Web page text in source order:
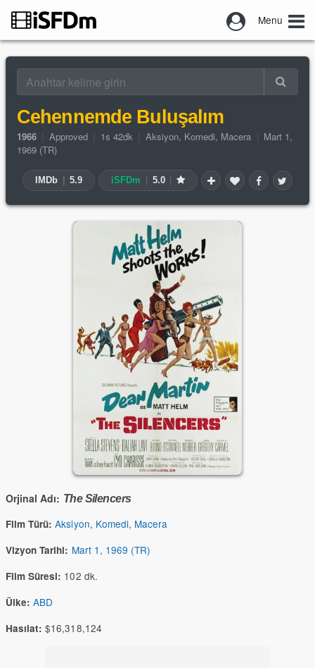
Menu
Cehennemde Buluşalım
1966 Approved 1s 42dk Aksiyon, Komedi, Macera
Mart 1,
1969 (TR)
IMDb 5.9 iSFDm 5.0
Orjinal Adı: The Silencers
Film Türü: Aksiyon, Komedi, Macera
Vizyon Tarihi: Mart 1, 1969 (TR)
Film Süresi: 102 dk.
Ülke: ABD
Hasılat: $16,318,124